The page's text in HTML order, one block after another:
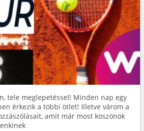
tele meglepetéssel! Minden nap egy
érkezik a többi ötlet! Illetve várom a
amit már most köszönök